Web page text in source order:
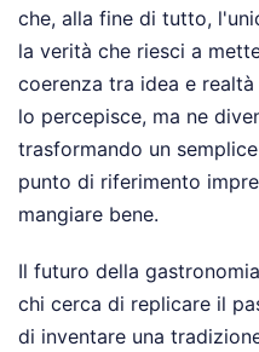
che, alla fine di tutto,
la verità che riesci a
coerenza tra idea e
lo percepisce, ma ne
trasformando un
punto di riferimento
mangiare bene.
Il futuro della
chi cerca di replicare il
di inventare una